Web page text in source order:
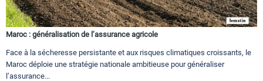
Maroc : généralisation de l’assurance agricole
Face à la sécheresse persistante et aux risques climatiques croissants, le
Maroc déploie une stratégie nationale ambitieuse pour généraliser
l’assurance...